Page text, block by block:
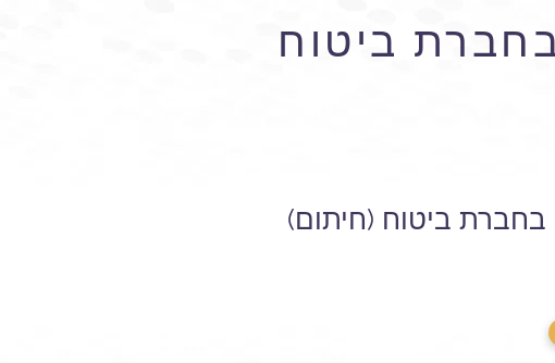
ביטוח
ביטוח (חיתום)